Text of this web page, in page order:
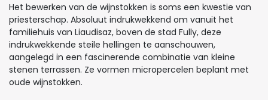
Het bewerken van de wijnstokken is soms een kwestie van
priesterschap. Absoluut indrukwekkend om vanuit het
familiehuis van Liaudisaz, boven de stad Fully, deze
indrukwekkende steile hellingen te aanschouwen,
aangelegd in een fascinerende combinatie van kleine
stenen terrassen. Ze vormen micropercelen beplant met
oude wijnstokken.